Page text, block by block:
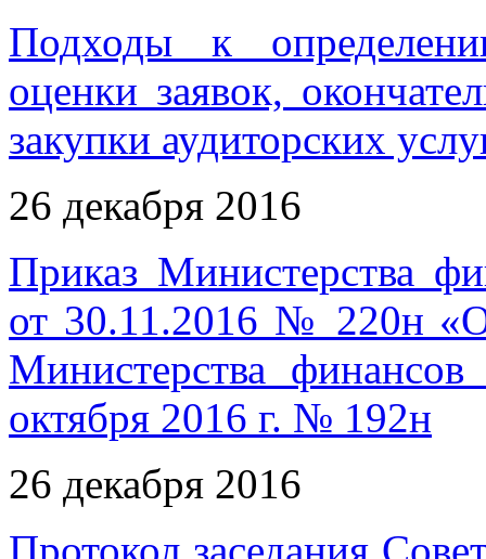
Подходы к
оценки заявок,
закупки аудиторских
26 декабря 2016
Приказ Министерства
от 30.11.2016 № 220н «О
Министерства
октября 2016 г. № 192н
26 декабря 2016
Протокол заседания